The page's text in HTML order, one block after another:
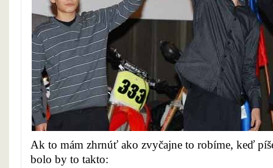
Ak to mám zhrnúť ako zvyčajne to robíme, keď
bolo by to takto: